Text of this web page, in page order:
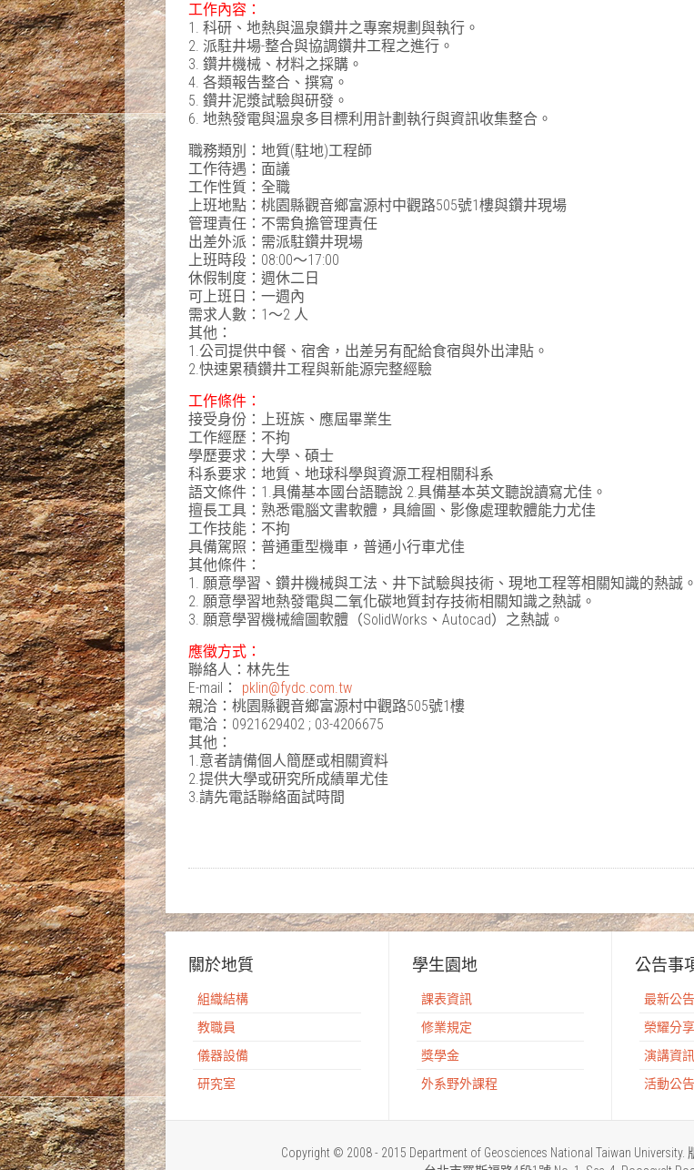
工作內容：
1. 科研、地熱與溫泉鑽井之專案規劃與執行。
2. 派駐井場-整合與協調鑽井工程之進行。
3. 鑽井機械、材料之採購。
4. 各類報告整合、撰寫。
5. 鑽井泥漿試驗與研發。
6. 地熱發電與溫泉多目標利用計劃執行與資訊收集整合。
職務類別：地質(駐地)工程師
工作待遇 ： 面議
工作性質：全職
上班地點：桃園縣觀音鄉富源村中觀路505號1樓與鑽井現場
管理責任：不需負擔管理責任
出差外派：需派駐鑽井現場
上班時段：08:00～17:00
休假制度：週休二日
可上班日：一週內
需求人數：1～2 人
其他：
1.公司提供中餐、宿舍，出差另有配給食宿與外出津貼。
2.快速累積鑽井工程與新能源完整經驗
工作條件 ：
接受身份：上班族、應屆畢業生
工作經歷：不拘
學歷要求：大學、碩士
科系要求：地質、地球科學與資源工程相關科系
語文條件：1.具備基本國台語聽說 2.具備基本英文聽說讀寫尤佳。
擅長工具：熟悉電腦文書軟體，具繪圖、影像處理軟體能力尤佳
工作技能：不拘
具備駕照：普通重型機車，普通小行車尤佳
其他條件：
1. 願意學習、鑽井機械與工法、井下試驗與技術、現地工程等相關知識的熱誠。
2. 願意學習地熱發電與二氧化碳地質封存技術相關知識之熱誠。
3. 願意學習機械繪圖軟體（SolidWorks、Autocad）之熱誠。
應徵方式 ：
聯絡人：林先生
E-mail：
pklin@fydc.com.tw
親洽：桃園縣觀音鄉富源村中觀路505號1樓
電洽：0921629402 ; 03-4206675
其他：
1.意者請備個人簡歷或相關資料
2.提供大學或研究所成績單尤佳
3.請先電話聯絡面試時間
關於地質
組織結構
教職員
儀器設備
研究室
學生園地
課表資訊
修業規定
獎學金
外系野外課程
公告事
最新公告
榮耀分享
演講資訊
活動公告
Copyright © 2008 - 2015 Department of Geosciences National Taiwan